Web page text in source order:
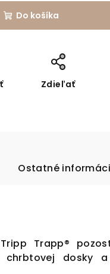
Do košíka
Zdieľať
Ostatné
Trapp®
chrbtovej dosky